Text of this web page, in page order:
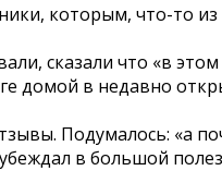
которым, что-то
сказали что «в
домой в недавно
Подумалось: «а
убеждал в большой